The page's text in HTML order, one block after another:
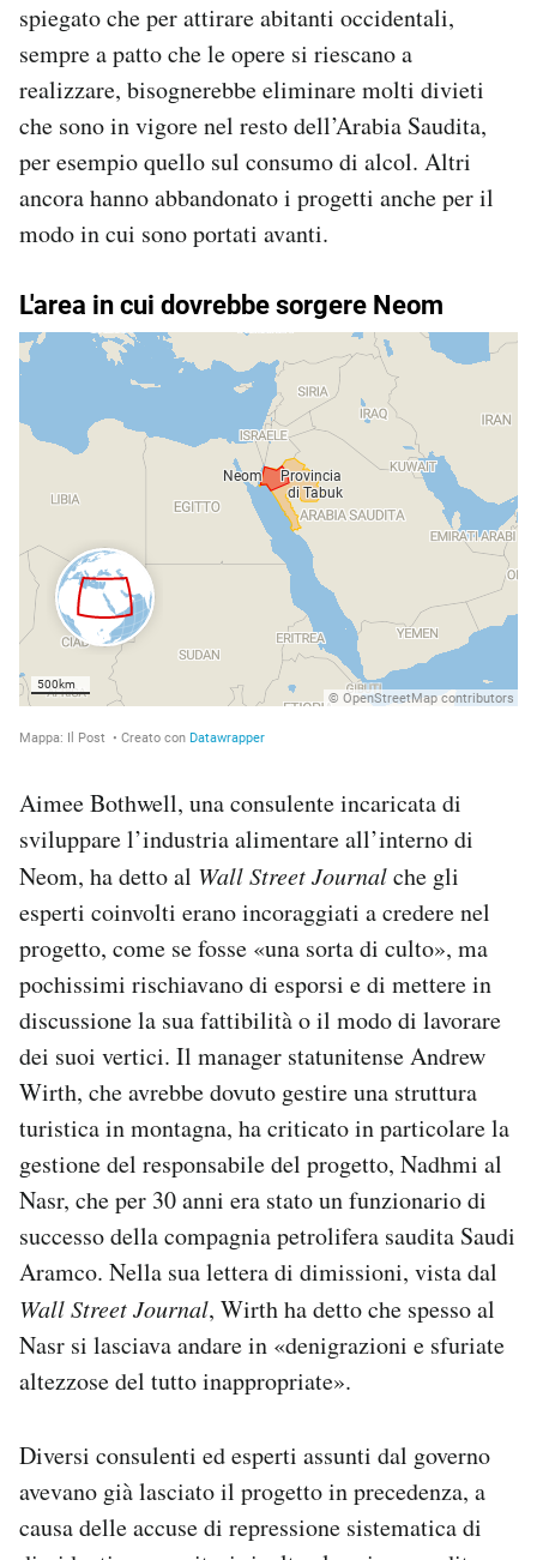
spiegato che per attirare abitanti occidentali,
sempre a patto che le opere si riescano a
realizzare, bisognerebbe eliminare molti divieti
che sono in vigore nel resto dell’Arabia Saudita,
per esempio quello sul consumo di alcol. Altri
ancora hanno abbandonato i progetti anche per il
modo in cui sono portati avanti.
Aimee Bothwell, una consulente incaricata di
sviluppare l’industria alimentare all’interno di
Neom, ha detto al Wall Street Journalche gli
esperti coinvolti erano incoraggiati a credere nel
progetto, come se fosse «una sorta di culto», ma
pochissimi rischiavano di esporsi e di mettere in
discussione la sua fattibilità o il modo di lavorare
dei suoi vertici. Il manager statunitense Andrew
Wirth, che avrebbe dovuto gestire una struttura
turistica in montagna, ha criticato in particolare la
gestione del responsabile del progetto, Nadhmi al
Nasr, che per 30 anni era stato un funzionario di
successo della compagnia petrolifera saudita Saudi
Aramco. Nella sua lettera di dimissioni, vista dal
Wall Street Journal, Wirth ha detto che spesso al
Nasr si lasciava andare in «denigrazioni e sfuriate
altezzose del tutto inappropriate».
Diversi consulenti ed esperti assunti dal governo
avevano già lasciato il progetto in precedenza, a
causa delle accuse di repressione sistematica di